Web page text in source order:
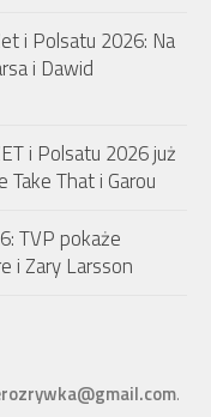
i Polsatu 2026: Na
i Dawid
i Polsatu 2026 już
Take That i Garou
TVP pokaże
i Zary Larsson
.